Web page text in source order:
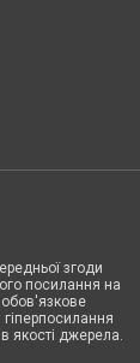
згоди
посилання на
якості джерела.